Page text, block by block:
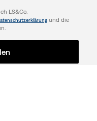
LS&Co.
und die